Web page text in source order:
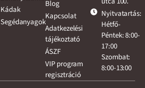
Kádak
Segédanyagok
Blog
Kapcsolat
Adatkezelési
tájékoztató
ÁSZF
VIP program
regisztráció
Nyitvatartás:
Hétfő-
Péntek: 8:00-
17:00
Szombat:
8:00-13:00